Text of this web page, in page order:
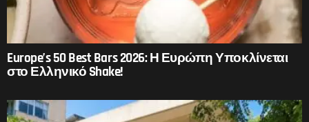
Europe’s 50 Best Bars 2026: Η Ευρώπη Υποκλίνεται
στο Ελληνικό Shake!